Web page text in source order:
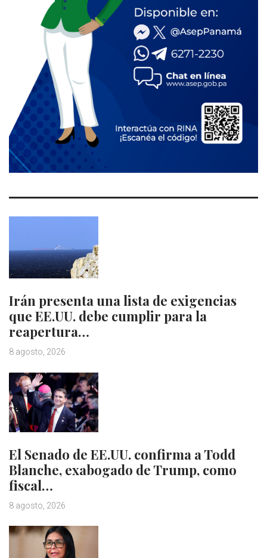
Irán presenta una lista de exigencias
que EE.UU. debe cumplir para la
reapertura…
8 agosto, 2026
El Senado de EE.UU. confirma a Todd
Blanche, exabogado de Trump, como
fiscal…
8 agosto, 2026